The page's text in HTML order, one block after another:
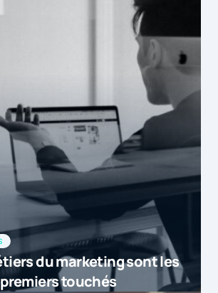
du marketing sont les
premiers touchés